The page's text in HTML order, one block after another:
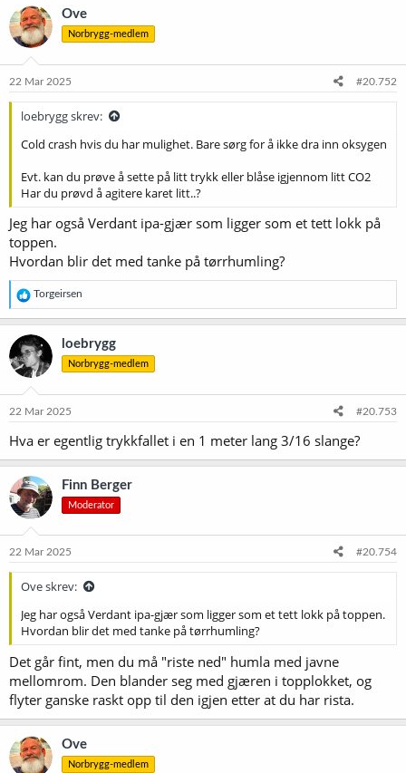
k
s
j
o
e
Ove
Norbrygg-medlem
22 Mar 2025 #20.752
loebrygg skrev:
Cold crash hvis du har mulighet. Bare sørg for å ikke dra inn oksygen
Evt. kan du prøve å sette på litt trykk eller blåse igjennom litt CO2
Har du prøvd å agitere karet litt..?
Jeg har også Verdant ipa-gjær som ligger som et tett lokk på
toppen.
Hvordan blir det med tanke på tørrhumling?
R
e
a
k
s
j
o
e
Torgeirsen
loebrygg
Norbrygg-medlem
22 Mar 2025 #20.753
Hva er egentlig trykkfallet i en 1 meter lang 3/16 slange?
Finn Berger
Moderator
22 Mar 2025 #20.754
Ove skrev:
Jeg har også Verdant ipa-gjær som ligger som et tett lokk på toppen.
Hvordan blir det med tanke på tørrhumling?
Det går fint, men du må "riste ned" humla med javne
mellomrom. Den blander seg med gjæren i topplokket, og
flyter ganske raskt opp til den igjen etter at du har rista.
Ove
Norbrygg-medlem